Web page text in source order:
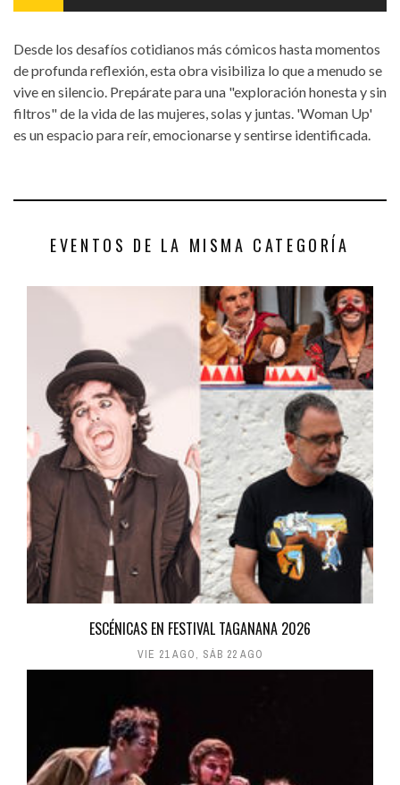
Desde los desafíos cotidianos más cómicos hasta momentos
de profunda reflexión, esta obra visibiliza lo que a menudo se
vive en silencio. Prepárate para una "exploración honesta y sin
filtros" de la vida de las mujeres, solas y juntas. 'Woman Up'
es un espacio para reír, emocionarse y sentirse identificada.
EVENTOS DE LA MISMA CATEGORÍA
ESCÉNICAS EN FESTIVAL TAGANANA 2026
VIE 21 AGO, SÁB 22 AGO